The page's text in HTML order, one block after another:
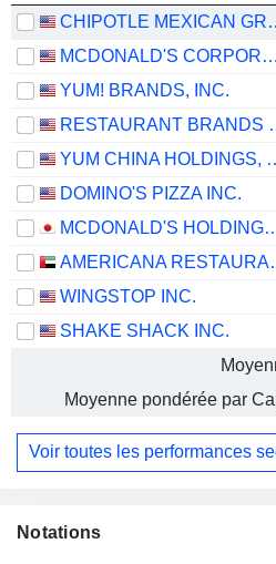
MCDONALD'S CORPORATION
YUM! BRANDS, INC.
YUM
DOMINO'S PIZZA INC.
MCDONALD'S HOLDINGS
WINGSTOP INC.
SHAKE SHACK INC.
Moyenne pondérée par
Voir toutes les performances
Notations